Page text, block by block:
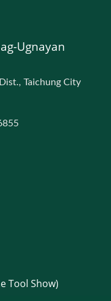
Ugnayan
Taichung City
Tool Show)